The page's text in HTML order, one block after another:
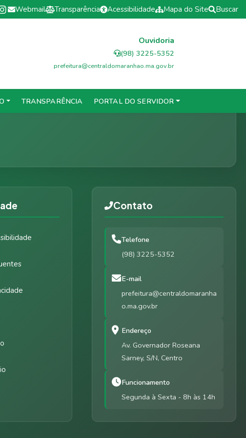
Webmail Transparência Acessibilidade Mapa do Site Buscar
Ouvidoria
(98) 3225-5352
prefeitura@centraldomaranhao.ma.gov.br
TRANSPARÊNCIA PORTAL DO SERVIDOR
- MA
Contato
Telefone
(98) 3225-5352
E-mail
prefeitura@centraldomaranha
o.ma.gov.br
Endereço
Av. Governador Roseana
Sarney, S/N, Centro
Funcionamento
Segunda à Sexta - 8h às 14h